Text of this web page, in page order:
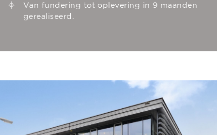
Van fundering tot oplevering in 9 maanden
gerealiseerd.